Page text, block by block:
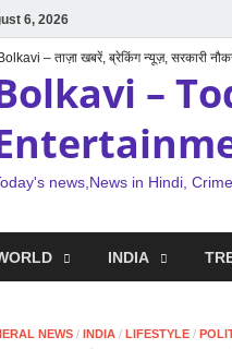
6, 2026
– ताज़ा खबरें, ब्रेकिंग न्यूज़, सरकारी
–
news,News in Hindi,
INDIA
NEWS / INDIA / LIFESTYLE /